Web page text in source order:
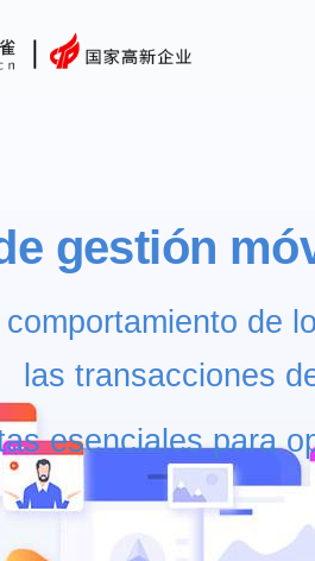
gestión
de
las transacciones
esenciales para